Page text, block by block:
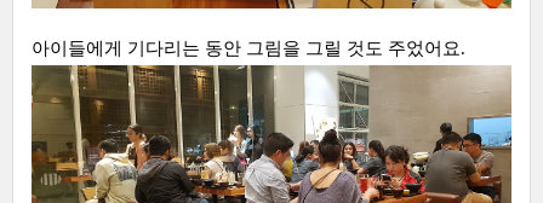
아이들에게 기다리는 동안 그림을 그릴 것도 주었어요.